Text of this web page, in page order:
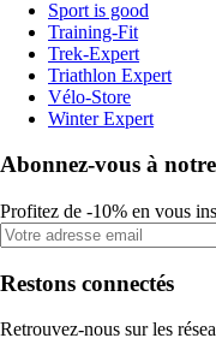
Sport is good
Training-Fit
Trek-Expert
Triathlon Expert
Vélo-Store
Winter Expert
Abonnez-vous à
Profitez de -10% en vous
Restons connectés
Retrouvez-nous sur les